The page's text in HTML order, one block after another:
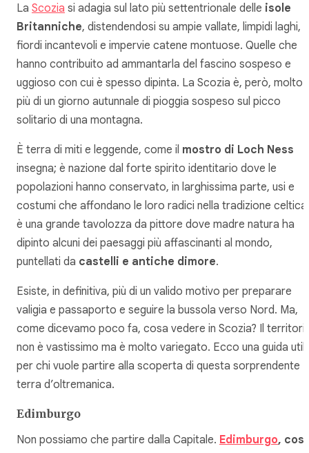
La Scozia si adagia sul lato più settentrionale delle isole
Britanniche, distendendosi su ampie vallate, limpidi laghi,
fiordi incantevoli e impervie catene montuose. Quelle che
hanno contribuito ad ammantarla del fascino sospeso e
uggioso con cui è spesso dipinta. La Scozia è, però, molto
più di un giorno autunnale di pioggia sospeso sul picco
solitario di una montagna.
È terra di miti e leggende, come il mostro di Loch Ness
insegna; è nazione dal forte spirito identitario dove le
popolazioni hanno conservato, in larghissima parte, usi e
costumi che affondano le loro radici nella tradizione celtica;
è una grande tavolozza da pittore dove madre natura ha
dipinto alcuni dei paesaggi più affascinanti al mondo,
puntellati da castelli e antiche dimore.
Esiste, in definitiva, più di un valido motivo per preparare
valigia e passaporto e seguire la bussola verso Nord. Ma,
come dicevamo poco fa, cosa vedere in Scozia? Il
non è vastissimo ma è molto variegato. Ecco una guida
per chi vuole partire alla scoperta di questa sorprendente
terra d’oltremanica.
Edimburgo
Non possiamo che partire dalla Capitale. Edimburgo, così